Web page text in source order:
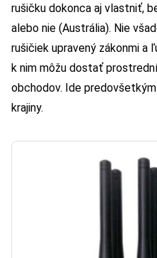
rušičku dokonca aj vlastniť,
alebo nie (Austrália). Nie
rušičiek upravený zákonmi a
k nim môžu dostať
obchodov. Ide
krajiny.